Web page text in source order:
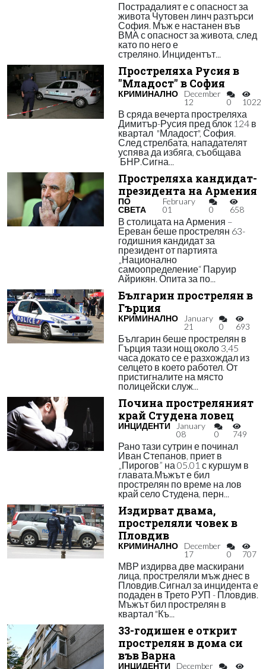
Пострадалият е с опасност за
живота Чутовен линч разтърси
София. Мъж е настанен във
ВМА с опасност за живота, след
като по него е
стреляно. Инцидентът...
Простреляха Русия в
"Младост" в София
КРИМИНАЛНО
December
12
0 1022
В сряда вечерта простреляха
Димитър-Русия пред блок 124 в
квартал "Младост", София.
След стрелбата, нападателят
успява да избяга, съобщава
БНР.Сигна...
Простреляха кандидат-
президента на Армения
ПО
СВЕТА
February
01
0 658
В столицата на Армения –
Ереван беше прострелян 63-
годишния кандидат за
президент от партията
„Национално
самоопределение“ Паруир
Айрикян. Опита за по...
Българин прострелян в
Гърция
КРИМИНАЛНО
January
21
0 693
Българин беше прострелян в
Гърция тази нощ около 3,45
часа докато се е разхождал из
селцето в което работел. От
пристигналите на място
полицейски служ...
Почина простреляният
край Студена ловец
ИНЦИДЕНТИ
January
08
0 749
Рано тази сутрин е починал
Иван Степанов, приет в
„Пирогов” на 05.01 с куршум в
главата.Мъжът е бил
прострелян по време на лов
край село Студена, перн...
Издирват двама,
простреляли човек в
Пловдив
КРИМИНАЛНО
December
17
0 707
МВР издирва две маскирани
лица, простреляли мъж днес в
Пловдив.Сигнал за инцидента е
подаден в Трето РУП - Пловдив.
Мъжът бил прострелян в
квартал "Къ...
33-годишен е открит
прострелян в дома си
във Варна
ИНЦИДЕНТИ December